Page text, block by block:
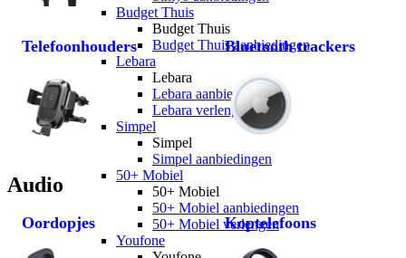
Budget Thuis
Budget Thuis
Budget Thuis aanbiedingen
Lebara
Lebara
Lebara aanbiedingen
Lebara verlengen
Simpel
Simpel
Simpel aanbiedingen
50+ Mobiel
50+ Mobiel
50+ Mobiel aanbiedingen
50+ Mobiel verlengen
Youfone
Telefoonhouders Bluetooth trackers
Audio
Oordopjes Koptelefoons